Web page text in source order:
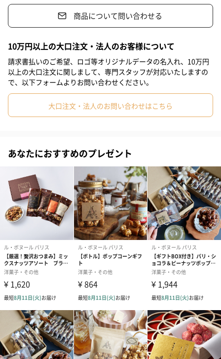
小分け袋をボックスにお詰めした贈答用ギフト♪
小分け用のガゼット袋をボックスにお詰めしました。
サイズは【POP5 - 5個入】と【POP8 - 8個入】の2種類ございま
す。
クセになる味わいと食感が特徴ポップコーンは、ご自宅用にはも
贈ってみませんか？
「Le Bonheur Paris（ル・ボヌール パリス）」
「ル・ボヌール パリス」は、フランス・パリをはじめ世界中で愛
される上質なスイーツを日本の皆様へお届けしています。
兵庫県芦屋市に日本唯一の直営店もございます。
カフェと併設して商品もご覧いただけますので、お近くにお越し
の際はぜひお立ち寄りくださいませ。
商品詳細情報
#自分へのご褒美 #退職祝い #送別会
#義父 #義母 #取引先男性 #取引先女性 #親戚男性
#息子 #女の子 #男の子 #小学生低学年の男の子
#小学生高学年の女の子 #男子中学生 #女子中学生
#男友達 #男性 #女性 #夫
#祖母 #彼女 #上司女性 #上司男性 #同僚女性
#同僚男性 #男子大学生 #女子大学生 #弟 #兄 #妹
#姉 #10代 #20代前半 #20代後半 #30代 #40代
#50代 #60代 #70代 #80代
商品について問い合わせる
10万円以上の大口注文・法人のお客様について
請求書払いのご希望、ロゴ等オリジナルデータの名入れ、10万円
以上の大口注文に関しまして、専門スタッフが対応いたしますの
で、以下フォームよりお問い合わせください。
大口注文・法人のお問い合わせはこちら
あなたにおすすめのプレゼント